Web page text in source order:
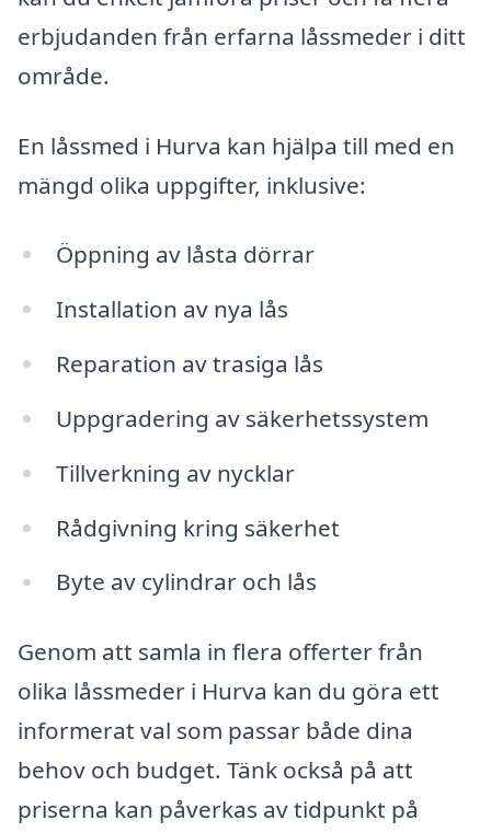
erbjudanden från erfarna låssmeder i ditt
område.
En låssmed i Hurva kan hjälpa till med en
mängd olika uppgifter, inklusive:
Öppning av låsta dörrar
Installation av nya lås
Reparation av trasiga lås
Uppgradering av säkerhetssystem
Tillverkning av nycklar
Rådgivning kring säkerhet
Byte av cylindrar och lås
Genom att samla in flera offerter från
olika låssmeder i Hurva kan du göra ett
informerat val som passar både dina
behov och budget. Tänk också på att
priserna kan påverkas av tidpunkt på